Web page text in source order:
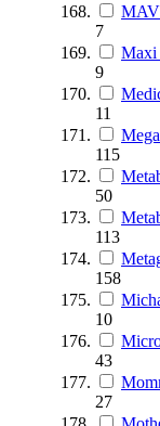
7
Maxi
9
11
115
50
113
158
10
43
27